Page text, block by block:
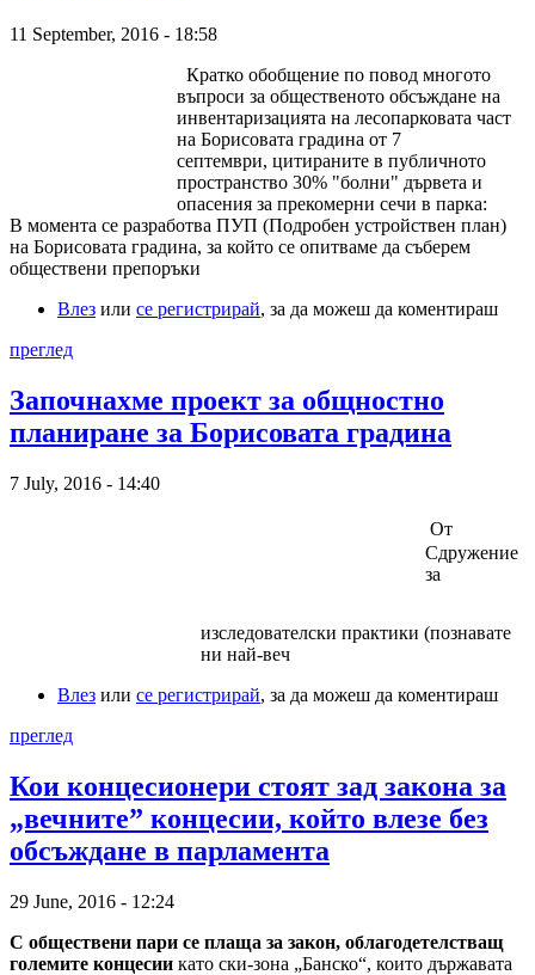
11 September, 2016 - 18:58
Кратко обобщение по повод многото
въпроси за общественото обсъждане на
инвентаризацията на лесопарковата част
на Борисовата градина от 7
септември, цитираните в публичното
пространство 30% "болни" дървета и
опасения за прекомерни сечи в парка:
В момента се разработва ПУП (Подробен устройствен план)
на Борисовата градина, за който се опитваме да съберем
обществени препоръки
Влез или се регистрирай, за да можеш да коментираш
преглед
Започнахме проект за общностно
планиране за Борисовата градина
7 July, 2016 - 14:40
От
Сдружение
за
изследователски практики (познавате
ни най-веч
Влез или се регистрирай, за да можеш да коментираш
преглед
Кои концесионери стоят зад закона за
„вечните” концесии, който влeзe без
обсъждане в парламента
29 June, 2016 - 12:24
С обществени пари се плаща за закон, облагодетелстващ
големите концесии като ски-зона „Банско“, които държавата